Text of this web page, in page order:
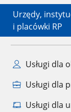
Urzędy,
i placówki RP
Usługi dla
Usługi dla
Usługi dla